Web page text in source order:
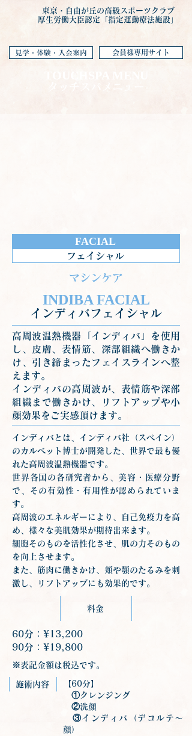
東京・自由が丘の高級スポーツクラブ
厚生労働大臣認定「指定運動療法施設」
見学・体験・入会案内 会員様専用サイト
タッチスパメニュー
FACIAL
フェイシャル
マシンケア
INDIBA FACIAL
インディバフェイシャル
高周波温熱機器「インディバ」を使用
し、皮膚、表情筋、深部組織へ働きか
け、引き締まったフェイスラインへ整
えます。
インディバの高周波が、表情筋や深部
組織まで働きかけ、リフトアップや小
顔効果をご実感頂けます。
インディバとは、インディバ社（スペイン）
のカルベット博士が開発した、世界で最も優
れた高周波温熱機器です。
世界各国の各研究者から、美容・医療分野
で、その有効性・有用性が認められていま
す。
高周波のエネルギーにより、自己免疫力を高
め、様々な美肌効果が期待出来ます。
細胞そのものを活性化させ、肌の力そのもの
を向上させます。
また、筋肉に働きかけ、頬や顎のたるみを刺
激し、リフトアップにも効果的です。
料金
60分：¥13,200
90分：¥19,800
※表記金額は税込です。
施術内容
【60分】
①クレンジング
②洗顔
③インディバ（デコルテ～
顔）